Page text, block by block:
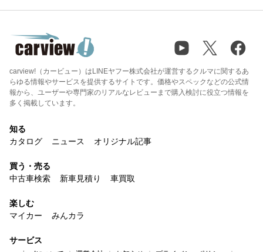
carview!（カービュー）はLINEヤフー株式会社が運営するクルマに関するあ
らゆる情報やサービスを提供するサイトです。価格やスペックなどの公式情
報から、ユーザーや専門家のリアルなレビューまで購入検討に役立つ情報を
多く掲載しています。
知る
カタログ
ニュース オリジナル記事
買う・売る
中古車検索
新車見積り 車買取
楽しむ
マイカー
みんカラ
サービス